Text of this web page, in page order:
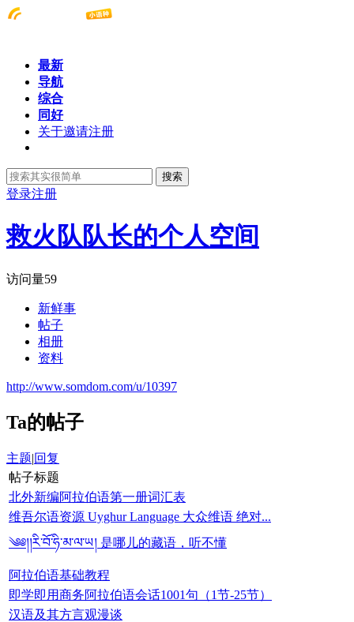
最新
导航
综合
同好
关于邀请注册
搜索
登录注册
救火队队长的个人空间
访问量59
新鲜事
帖子
相册
资料
http://www.somdom.com/u/10397
Ta的帖子
主题|回复
帖子标题
北外新编阿拉伯语第一册词汇表
维吾尔语资源 Uyghur Language 大众维语 绝对...
༄༅།།རི་བོ་ཧི་མ་ལ་ཡ། 是哪儿的藏语，听不懂
阿拉伯语基础教程
即学即用商务阿拉伯语会话1001句（1节-25节）
汉语及其方言观漫谈